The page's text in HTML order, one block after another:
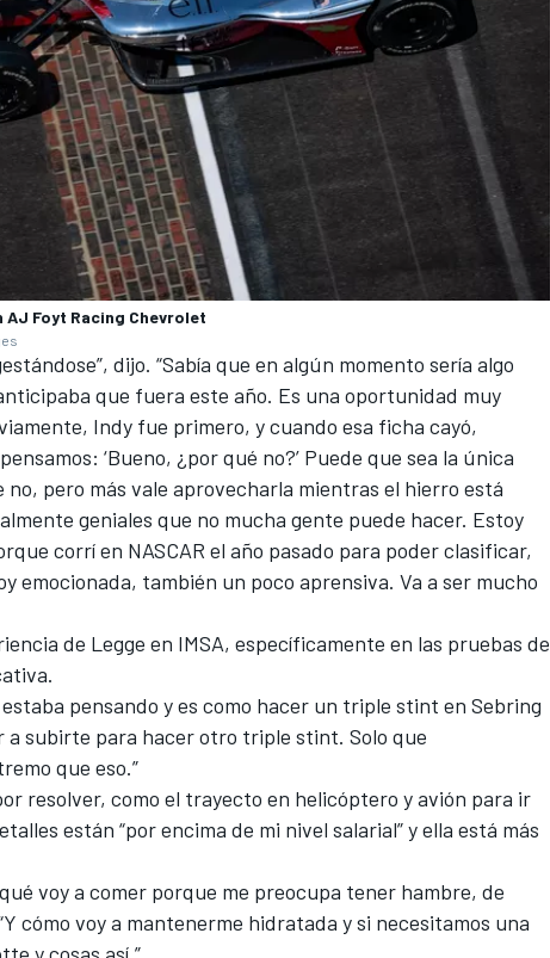
Foyt Racing Chevrolet
dijo. “Sabía que en algún momento sería algo
que fuera este año. Es una oportunidad muy
Indy fue primero, y cuando esa ficha cayó,
‘Bueno, ¿por qué no?’ Puede que sea la única
pero más vale aprovecharla mientras el hierro está
geniales que no mucha gente puede hacer. Estoy
corrí en NASCAR el año pasado para poder clasificar,
emocionada, también un poco aprensiva. Va a ser mucho
de Legge en IMSA, específicamente en las pruebas de
estaba pensando y es como hacer un triple stint en Sebring
a subirte para hacer otro triple stint. Solo que
que eso.”
resolver, como el trayecto en helicóptero y avión para ir
están “por encima de mi nivel salarial” y ella está más
voy a comer porque me preocupa tener hambre, de
cómo voy a mantenerme hidratada y si necesitamos una